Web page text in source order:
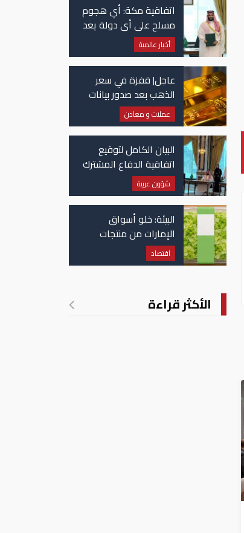
اتفاقية مكة: أي هجوم
مسلح على أي دولة يعد
هجوما على الدول الثلاث
جميعا
أخبار عالمية
عاجل| قفزة في سعر
الذهب بعد صدور بيانات
الوظائف الأمريكية
عملات و معادن
البيان الكامل لتوقيع
اتفاقية الدفاع المشترك
بين السعودية وتركيا
وباكستان
شؤون عربية
البيئة: خلو أسواق
الإمارات من منتجات
الخس المرتبطة بتفشي
داء السيكلوسبورا
اقتصاد
الأكثر قراءة